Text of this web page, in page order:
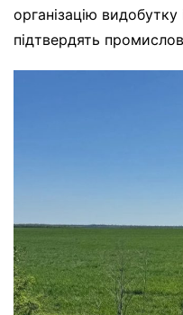
організацію
підтвердять